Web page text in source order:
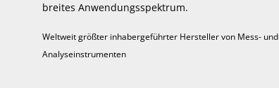
breites Anwendungs­spektrum.
Weltweit größter inhabergeführter Hersteller von Mess- und
Analyseinstrumenten